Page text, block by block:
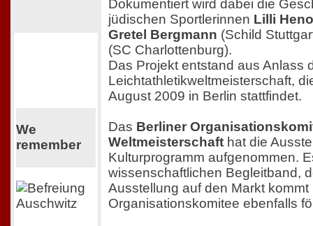
We
remember
Dokumentiert wird dabei die
jüdischen Sportlerinnen Lilli
Gretel Bergmann (Schild
(SC Charlottenburg).
Das Projekt entstand aus Anlass
Leichtathletikweltmeisterschaft,
August 2009 in Berlin stattfindet.
Das Berliner
Weltmeisterschaft hat die
Kulturprogramm aufgenommen.
wissenschaftlichen Begleitband,
Ausstellung auf den Markt
Organisationskomitee ebenfalls